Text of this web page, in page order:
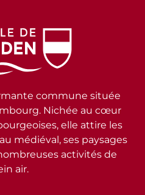
commune située
Nichée au cœur
elle attire les
médiéval, ses paysages
activités de
air.